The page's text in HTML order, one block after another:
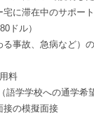
に滞在中のサポート
ドル）
事故、急病など）
料
語学学校への通学希
接の模擬面接